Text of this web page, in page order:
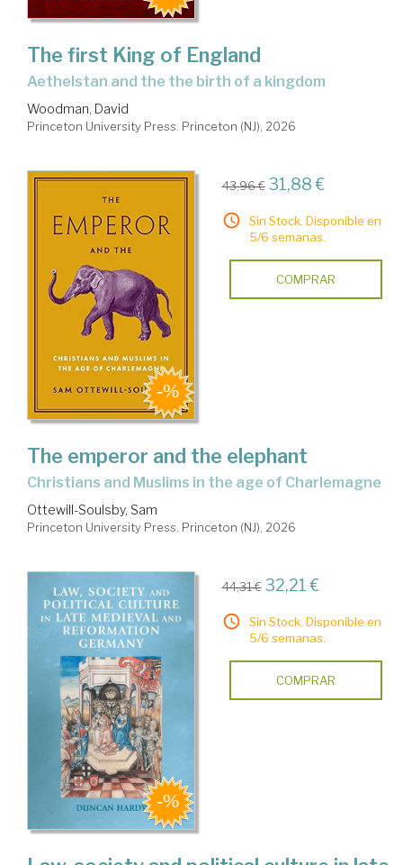
The first King of England
Aethelstan and the the birth of a kingdom
Woodman, David
Princeton University Press. Princeton (NJ), 2026
43,96 € 31,88 €
Sin Stock. Disponible en
5/6 semanas.
COMPRAR
The emperor and the elephant
Christians and Muslims in the age of Charlemagne
Ottewill-Soulsby, Sam
Princeton University Press. Princeton (NJ), 2026
44,31 € 32,21 €
Sin Stock. Disponible en
5/6 semanas.
COMPRAR